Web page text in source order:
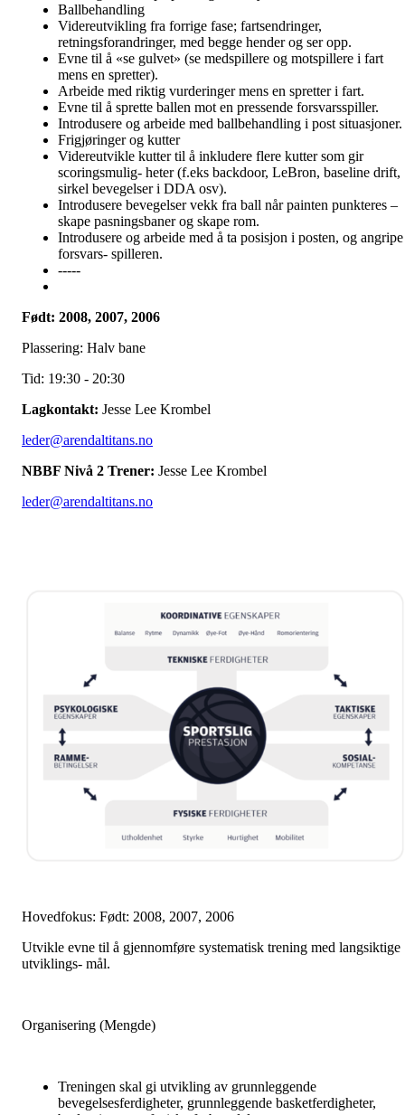
Ballbehandling
Videreutvikling fra forrige fase; fartsendringer,
retningsforandringer, med begge hender og ser opp.
Evne til å «se gulvet» (se medspillere og motspillere i fart
mens en spretter).
Arbeide med riktig vurderinger mens en spretter i fart.
Evne til å sprette ballen mot en pressende forsvarsspiller.
Introdusere og arbeide med ballbehandling i post situasjoner.
Frigjøringer og kutter
Videreutvikle kutter til å inkludere flere kutter som gir
scoringsmulig- heter (f.eks backdoor, LeBron, baseline drift,
sirkel bevegelser i DDA osv).
Introdusere bevegelser vekk fra ball når painten punkteres –
skape pasningsbaner og skape rom.
Introdusere og arbeide med å ta posisjon i posten, og angripe
forsvars- spilleren.
-----
Født: 2008, 2007, 2006
Plassering: Halv bane
Tid: 19:30 - 20:30
Lagkontakt: Jesse Lee Krombel
leder@arendaltitans.no
NBBF Nivå 2 Trener: Jesse Lee Krombel
leder@arendaltitans.no
Hovedfokus: Født: 2008, 2007, 2006
Utvikle evne til å gjennomføre systematisk trening med langsiktige
utviklings- mål.
Organisering (Mengde)
Treningen skal gi utvikling av grunnleggende
bevegelsesferdigheter, grunnleggende basketferdigheter,